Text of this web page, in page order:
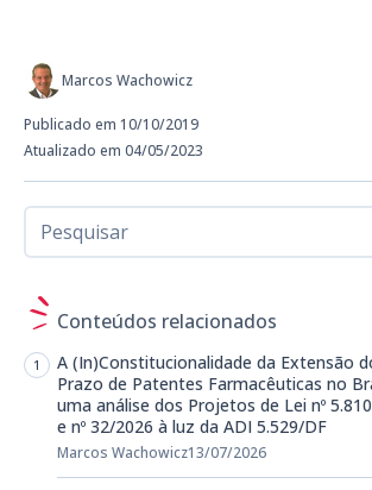
Marcos Wachowicz
Publicado em 10/10/2019
Atualizado em 04/05/2023
Conteúdos relacionados
A (In)Constitucionalidade da Extensão
Prazo de Patentes Farmacêuticas no
uma análise dos Projetos de Lei nº
e nº 32/2026 à luz da ADI 5.529/DF
Marcos Wachowicz13/07/2026